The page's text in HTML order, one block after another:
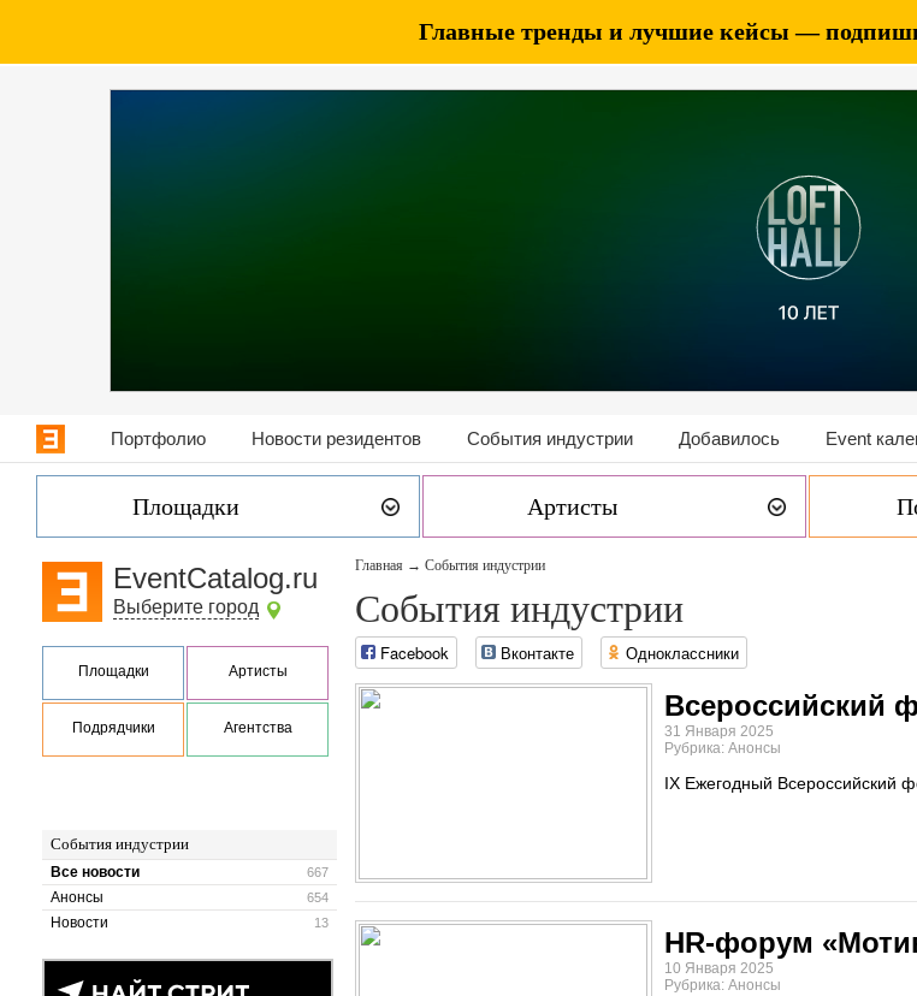
Главные тренды и лучшие кейсы —
Портфолио Новости резидентов События индустрии Добавилось Event
Площадки Артисты
EventCatalog.ru
Выберите город
Площадки Артисты
Подрядчики Агентства
События индустрии
667
Все новости
654
Анонсы
13
Новости
Главная → События индустрии
События индустрии
Facebook Вконтакте Одноклассники
Всероссийский
31 Января 2025
Рубрика: Анонсы
IX Ежегодный Всероссийский
HR-форум
10 Января 2025
Рубрика: Анонсы